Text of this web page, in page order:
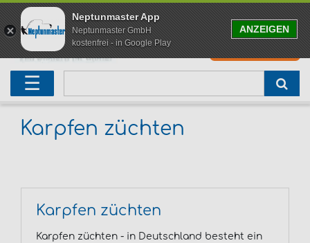
☰
Karpfen züchten
Karpfen züchten
Karpfen züchten - in Deutschland besteht ein
Neu eingetroffen
Angelset
Geschenke für Angler
Karpfenruten
Freilaufrollen
Karpfenmontagen
Raubfischrute
Köderfischrute
Köderfischsenke
Forellenruten
Forellenposen
Forellenköder
Wallerruten
Wallerrolle
Wallerköder
Meeresruten
Meeresrollen
Meerforellenköder
Matchruten
Feederrollen
Futterkorb
Trollingruten
Bootsrutenhalter
weitere
FOX
Westin Fishing
Zeck Fishing
Neptunmaster App
Neptunmaster GmbH
kostenfrei - in Google Play
ANZEIGEN